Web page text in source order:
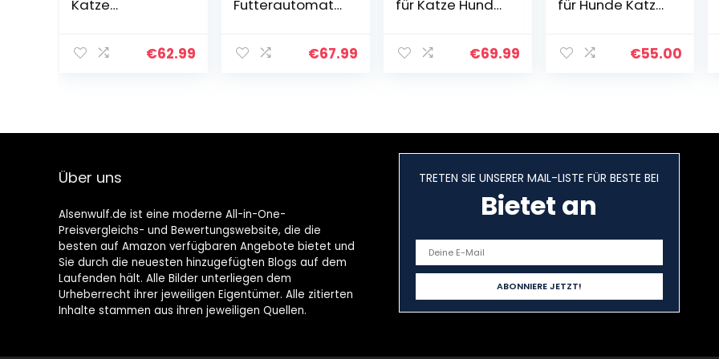
Katze
Automat
€62.99
Futterautomat
Splitter,
Stahlschalen,
Mahlzeiten pro
Tag
€67.99
für Katze Hund
Waschbar
el, 1-10
Mahlzeiten pro
kleine/mittlere
€69.99
für Hunde Katze,
Futterautomat
Kleine Haustiere
Pudel, Pommern,
Katzen usw
€55.00
Über uns
Alsenwulf.de ist eine moderne All-in-One-
Preisvergleichs- und Bewertungswebsite, die die
besten auf Amazon verfügbaren Angebote bietet und
Sie durch die neuesten hinzugefügten Blogs auf dem
Laufenden hält. Alle Bilder unterliegen dem
Urheberrecht ihrer jeweiligen Eigentümer. Alle zitierten
Inhalte stammen aus ihren jeweiligen Quellen.
TRETEN SIE UNSERER MAIL-LISTE FÜR BESTE BEI
Bietet an